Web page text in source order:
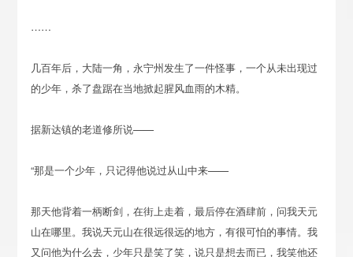
……
几百年后，大陆一角，永宁州发生了一件怪事，一个从未出现过
的少年，杀了盘踞在当地掀起腥风血雨的木精。
据新达镇的老道修所说——
“那是一个少年，只记得他说过从山中来——
那天他背着一柄断剑，在街上走着，最后停在酒肆前，问我天元
山在哪里。我说天元山在很远很远的地方，有很可怕的事情。我
又问他为什么去，少年只是笑了笑，说只是想去而已，我笑他还